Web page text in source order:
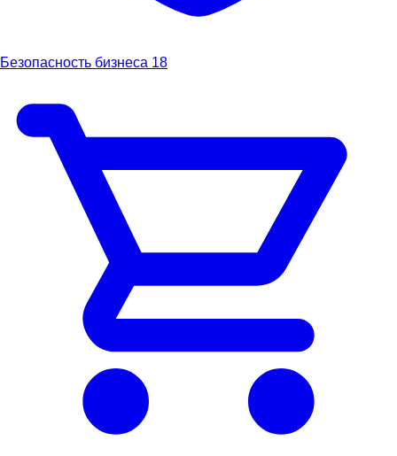
Безопасность бизнеса 18